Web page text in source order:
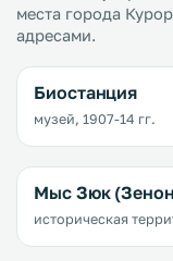
места города
адресами.
Биостанция
музей, 1907-14 гг.
Мыс Зюк
историческая